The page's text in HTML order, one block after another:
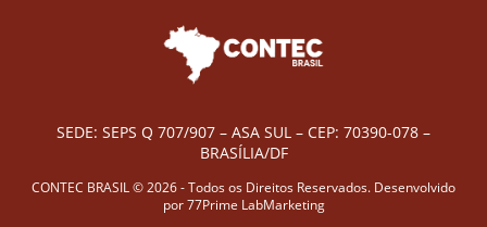
SEDE: SEPS Q 707/907 – ASA SUL – CEP: 70390-078 –
BRASÍLIA/DF
CONTEC BRASIL © 2026 - Todos os Direitos Reservados. Desenvolvido
por77Prime LabMarketing